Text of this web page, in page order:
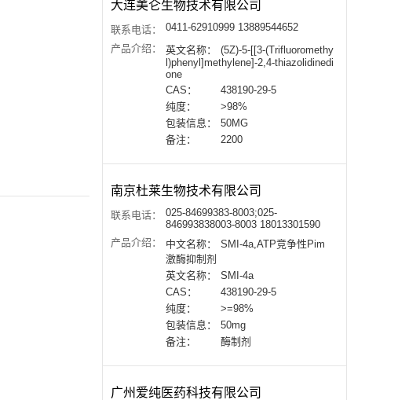
大连美仑生物技术有限公司
联系电话：
0411-62910999 13889544652
产品介绍：
英文名称：
(5Z)-5-[[3-(Trifluoromethy
l)phenyl]methylene]-2,4-thiazolidinedi
one
CAS：
438190-29-5
纯度：
>98%
包装信息：
50MG
备注：
2200
南京杜莱生物技术有限公司
联系电话：
025-84699383-8003;025-
846993838003-8003 18013301590
产品介绍：
中文名称：
SMI-4a,ATP竞争性Pim
激酶抑制剂
英文名称：
SMI-4a
CAS：
438190-29-5
纯度：
>=98%
包装信息：
50mg
备注：
酶制剂
广州爱纯医药科技有限公司